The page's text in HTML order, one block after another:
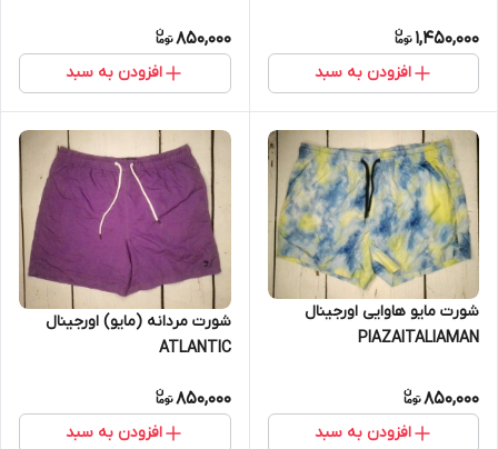
1,450,000
افزودن به سبد
850,000
افزودن به سبد
شورت مایو هاوایی اورجینال
PIAZAITALIAMAN
850,000
افزودن به سبد
شورت مردانه (مایو) اورجینال
ATLANTIC
850,000
افزودن به سبد